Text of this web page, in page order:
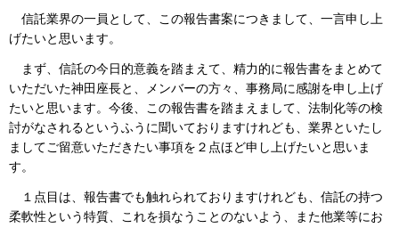
信託業界の一員として、この報告書案につきまして、一言申し上
げたいと思います。
まず、信託の今日的意義を踏まえて、精力的に報告書をまとめて
いただいた神田座長と、メンバーの方々、事務局に感謝を申し上げ
たいと思います。今後、この報告書を踏まえまして、法制化等の検
討がなされるというふうに聞いておりますけれども、業界といたし
ましてご留意いただきたい事項を２点ほど申し上げたいと思いま
す。
１点目は、報告書でも触れられておりますけれども、信託の持つ
柔軟性という特質、これを損なうことのないよう、また他業等にお